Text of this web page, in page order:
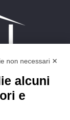
nel
di
Italia
non necessari ✕
alcuni
e